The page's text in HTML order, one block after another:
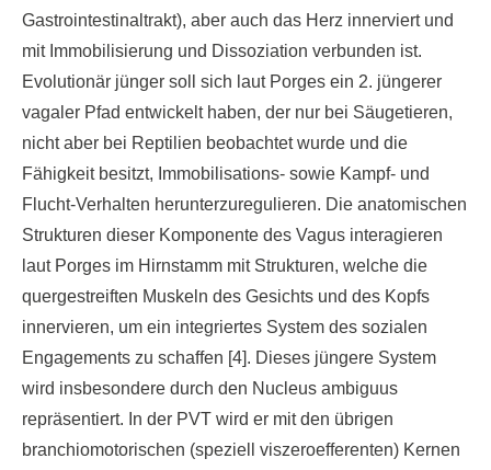
Gastrointestinaltrakt), aber auch das Herz innerviert und
mit Immobilisierung und Dissoziation verbunden ist.
Evolutionär jünger soll sich laut Porges ein 2. jüngerer
vagaler Pfad entwickelt haben, der nur bei Säugetieren,
nicht aber bei Reptilien beobachtet wurde und die
Fähigkeit besitzt, Immobilisations- sowie Kampf- und
Flucht-Verhalten herunterzuregulieren. Die anatomischen
Strukturen dieser Komponente des Vagus interagieren
laut Porges im Hirnstamm mit Strukturen, welche die
quergestreiften Muskeln des Gesichts und des Kopfs
innervieren, um ein integriertes System des sozialen
Engagements zu schaffen [4]. Dieses jüngere System
wird insbesondere durch den Nucleus ambiguus
repräsentiert. In der PVT wird er mit den übrigen
branchiomotorischen (speziell viszeroefferenten) Kernen